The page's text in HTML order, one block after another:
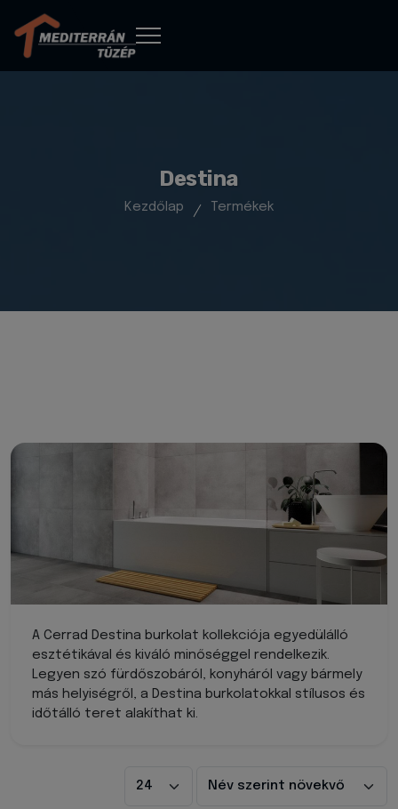
Destina
Kezdőlap Termékek
A Cerrad Destina burkolat kollekciója egyedülálló
esztétikával és kiváló minőséggel rendelkezik.
Legyen szó fürdőszobáról, konyháról vagy bármely
más helyiségről, a Destina burkolatokkal stílusos és
időtálló teret alakíthat ki.